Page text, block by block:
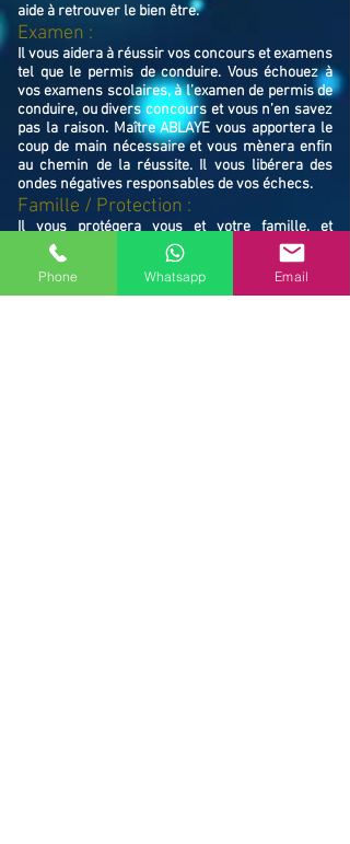
aide à retrouver le bien être.
Examen :
Il vous aidera à réussir vos concours et examens
tel que le permis de conduire. Vous échouez à
vos examens scolaires, à l’examen de permis de
conduire, ou divers concours et vous n’en savez
pas la raison. Maître ABLAYE vous apportera le
coup de main nécessaire et vous mènera enfin
au chemin de la réussite. Il vous libérera des
ondes négatives responsables de vos échecs.
Famille / Protection :
Il vous protégera vous et votre famille, et
resserrera vos liens en cas de rupture familiale.
Ne restez pas avec vos souffrances, consultez le
Maître ABLAYE marabout médium à Caudry
(59540), il vous trouvera la solution et vous
Phone Whatsapp Email